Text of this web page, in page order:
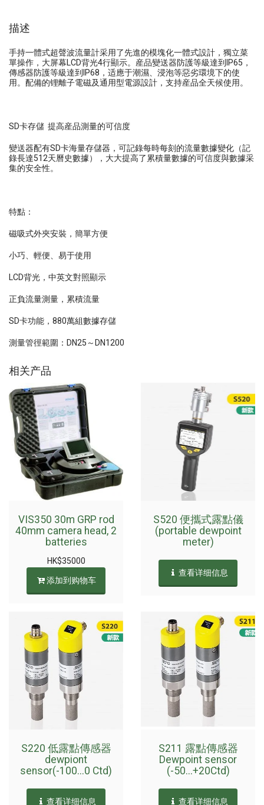
描述
手持一體式超聲波流量計采用了先進的模塊化一體式設計，獨立菜
單操作，大屏幕LCD背光4行顯示。産品變送器防護等級達到IP65，
傳感器防護等級達到IP68，适應于潮濕、浸泡等惡劣環境下的使
用。配備的锂離子電磁及通用型電源設計，支持産品全天候使用。
SD卡存儲 提高産品測量的可信度
變送器配有SD卡海量存儲器，可記錄每時每刻的流量數據變化（記
錄長達512天曆史數據），大大提高了累積量數據的可信度與數據采
集的安全性。
特點：
磁吸式外夾安裝，簡單方便
小巧、輕便、易于使用
LCD背光，中英文對照顯示
正負流量測量，累積流量
SD卡功能，880萬組數據存儲
測量管徑範圍：DN25～DN1200
相关产品
VIS350 30m GRP rod
40mm camera head, 2
batteries
HK$35000
添加到购物车
S520 便攜式露點儀
(portable dewpoint
meter)
查看详细信息
S220 低露點傳感器
dewpiont
sensor(-100...0 Ctd)
查看详细信息
S211 露點傳感器
Dewpoint sensor
(-50...+20Ctd)
查看详细信息